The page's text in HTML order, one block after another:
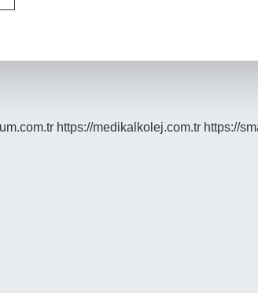
https://medikalkolej.com.tr https://